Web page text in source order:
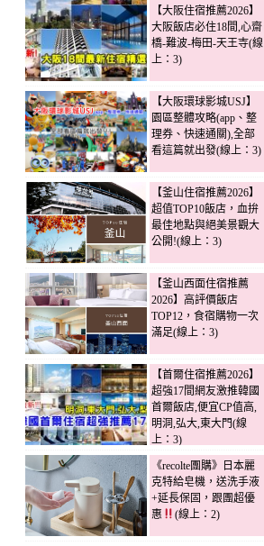
【大阪住宿推薦2026】
大阪飯店必住18間,心齋
橋-難波-梅田-天王寺(線
上：3)
【大阪環球影城USJ】
園區整體攻略(app、整
理券、快速通關),全部
看這篇就出發(線上：3)
【釜山住宿推薦2026】
超值TOP10飯店，血拚
最佳地點與絕美景觀大
公開!(線上：3)
【釜山西面住宿推薦
2026】高評價飯店
TOP12，食宿購物一次
滿足(線上：3)
【首爾住宿推薦2026】
超強17間網友激推韓國
首爾飯店,便宜CP值高,
明洞,弘大,東大門(線
上：3)
《recolte團購》日本麗
克特給皂機，送洗手液
+延長保固，跟團超優
惠
(線上：2)